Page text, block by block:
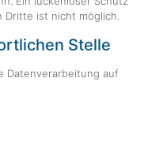
ist nicht möglich.
Stelle
Datenverarbeitung auf